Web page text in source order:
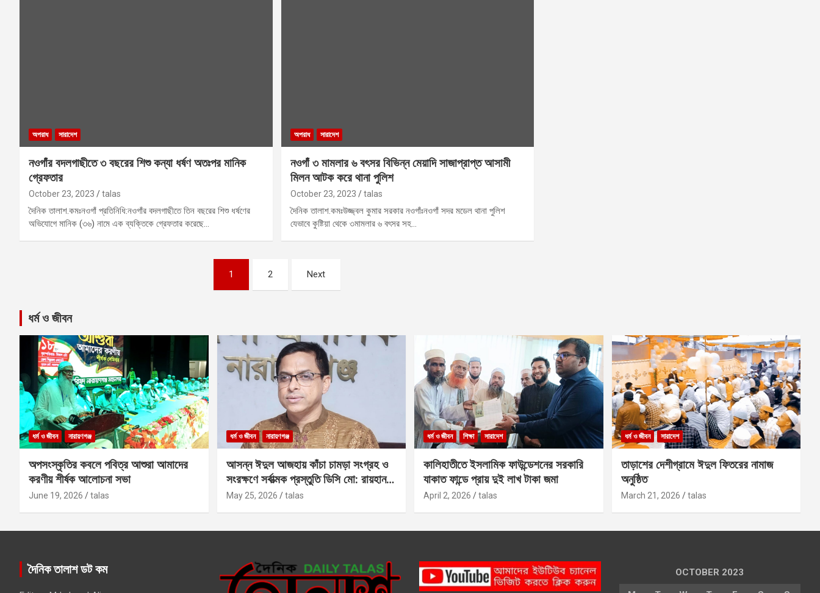
অপরাধ সারাদেশ
নওগাঁর বদলগাছীতে ৩ বছরের শিশু কন্যা ধর্ষণ অতঃপর মানিক
গ্রেফতার
October 23, 2023 talas
দৈনিক তালাশ.কমঃনওগাঁ প্রতিনিধি:নওগাঁর বদলগাছীতে তিন বছরের শিশু ধর্ষণের
অভিযোগে মানিক (৩৬) নামে এক ব্যক্তিকে গ্রেফতার করেছে…
অপরাধ সারাদেশ
নওগাঁ ৩ মামলার ৬ বৎসর বিভিন্ন মেয়াদি সাজাপ্রাপ্ত আসামী
মিলন আটক করে থানা পুলিশ
October 23, 2023 talas
দৈনিক তালাশ.কমঃউজ্জ্বল কুমার সরকার নওগাঁঃনওগাঁ সদর মডেল থানা পুলিশ
যেভাবে কুষ্টিয়া থেকে ৩মামলার ৬ বৎসর সহ…
1 2 Next
ধর্ম ও জীবন
ধর্ম ও জীবন নারায়ণগঞ্জ
অপসংস্কৃতির কবলে পবিত্র আশুরা আমাদের
করণীয় শীর্ষক আলোচনা সভা
June 19, 2026 talas
ধর্ম ও জীবন নারায়ণগঞ্জ
আসন্ন ঈদুল আজহায় কাঁচা চামড়া সংগ্রহ ও
সংরক্ষণে সর্বাত্মক প্রস্তুতি ডিসি মো: রায়হান
কবির
May 25, 2026 talas
ধর্ম ও জীবন শিক্ষা সারাদেশ
কালিহাতীতে ইসলামিক ফাউন্ডেশনের সরকারি
যাকাত ফান্ডে প্রায় দুই লাখ টাকা জমা
April 2, 2026 talas
ধর্ম ও জীবন সারাদেশ
তাড়াশের দেশীগ্রামে ঈদুল ফিতরের নামাজ
অনুষ্ঠিত
March 21, 2026 talas
দৈনিক তালাশ ডট কম OCTOBER 2023